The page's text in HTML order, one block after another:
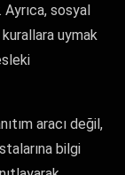
sosyal
uymak
aracı değil,
bilgi